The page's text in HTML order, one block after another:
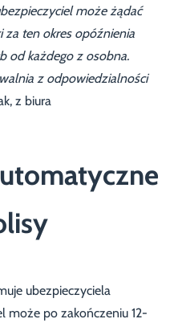
może żądać
za ten okres opóźnienia
od każdego z osobna.
z odpowiedzialności
z biura
ubezpieczyciela
może po zakończeniu 12-